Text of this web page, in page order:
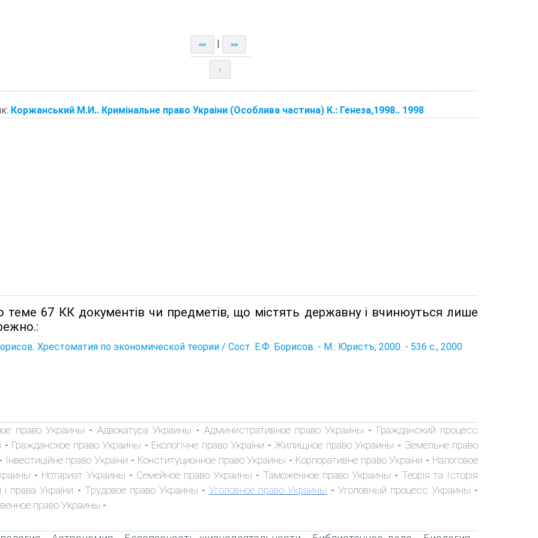
<< >>
↑
Коржанський М.И.. Кримiнальне право Украiни (Особлива частина) К.: Генеза,1998.. 1998
теме 67 КК документiв чи предметiв, що мiстять державну i вчинюуться лише
Хрестоматия по экономической теории / Сост. Е.Ф. Борисов. - М.: Юристъ, 2000. - 536 с., 2000
право Украины - Адвокатура Украины - Административное право Украины - Гражданский процесс
- Гражданское право Украины - Екологічне право України - Жилищное право Украины - Земельне право
- Інвестиційне право України - Конституционное право Украины - Корпоративне право України - Налоговое
- Нотариат Украины - Семейное право Украины - Таможенное право Украины - Теорія та Історія
права України - Трудовое право Украины -Уголовное право Украины - Уголовный процесс Украины -
право Украины -